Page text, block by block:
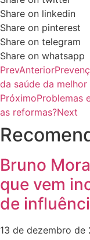
Share on linkedin
Share on pinterest
Share on telegram
Share on whatsapp
PrevAnterior
da saúde da melhor
PróximoProblemas
as reformas?Next
Bruno
que vem
de
13 de dezembro de